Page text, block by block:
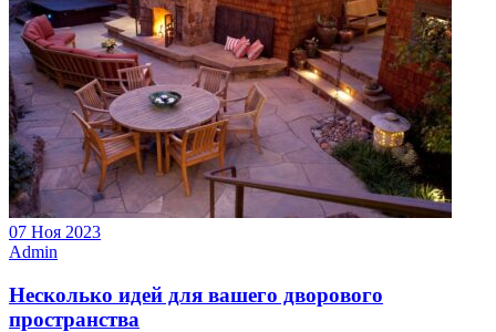
07 Ноя 2023
Admin
Несколько идей для вашего дворового
пространства